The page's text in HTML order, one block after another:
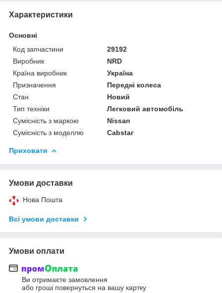
Характеристики
Основні
Код запчастини
29192
Виробник
NRD
Країна виробник
Україна
Призначення
Передні колеса
Стан
Новий
Тип техніки
Легковий автомобіль
Сумісність з маркою
Nissan
Сумісність з моделлю
Cabstar
Приховати
Умови доставки
Нова Пошта
Всі умови доставки
Умови оплати
Ви отримаєте замовлення
або гроші повернуться на вашу картку